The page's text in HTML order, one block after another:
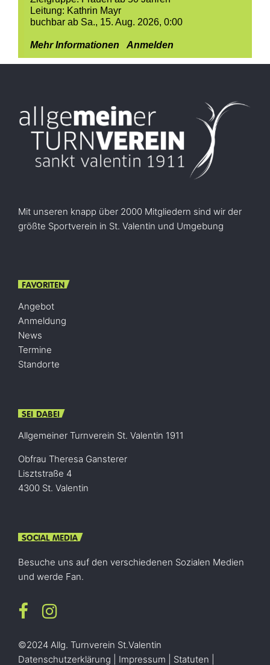
Leitung: Kathrin Mayr
buchbar ab Sa., 15. Aug. 2026, 0:00
Mehr Informationen Anmelden
Mit unseren knapp über 2000 Mitgliedern sind wir der
größte Sportverein in St. Valentin und Umgebung
FAVORITEN
Angebot
Anmeldung
News
Termine
Standorte
SEI DABEI
Allgemeiner Turnverein St. Valentin 1911
Obfrau Theresa Gansterer
Lisztstraße 4
4300 St. Valentin
SOCIAL MEDIA
Besuche uns auf den verschiedenen Sozialen Medien
und werde Fan.
©2024 Allg. Turnverein St.Valentin
Datenschutzerklärung
Impressum Statuten